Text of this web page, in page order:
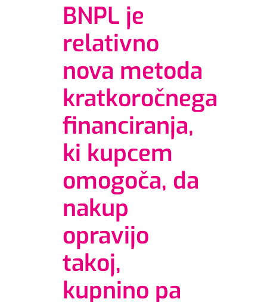
BNPL je
relativno
nova metoda
kratkoročnega
financiranja,
ki kupcem
omogoča, da
nakup
opravijo
takoj,
kupnino pa